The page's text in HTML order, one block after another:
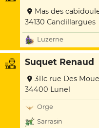
Mas des
34130 Candillargues
Luzerne
Suquet Renaud
311c rue Des
34400 Lunel
Orge
Sarrasin